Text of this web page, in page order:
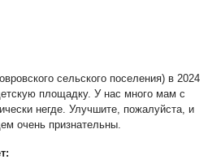
сельского поселения) в 2024
площадку. У нас много мам с
негде. Улучшите, пожалуйста, и
очень признательны.